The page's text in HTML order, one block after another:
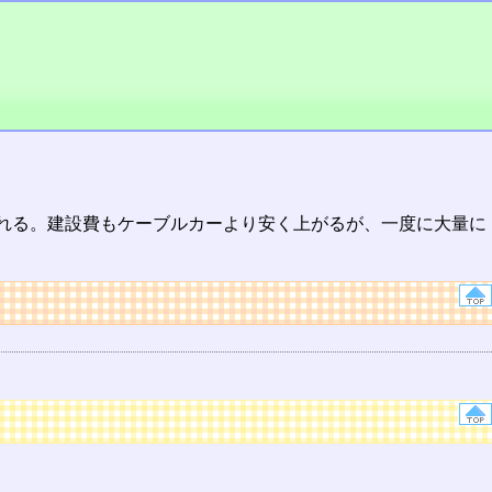
。建設費もケーブルカーより安く上がるが、一度に大量に